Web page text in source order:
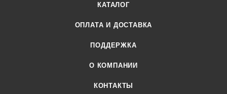
КАТАЛОГ
ОПЛАТА И ДОСТАВКА
ПОДДЕРЖКА
О КОМПАНИИ
КОНТАКТЫ